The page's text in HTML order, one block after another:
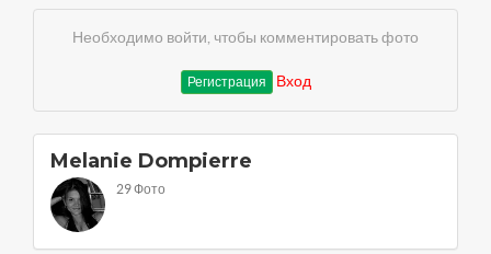
Необходимо войти, чтобы комментировать фото
Регистрация Вход
Melanie Dompierre
29 Фото